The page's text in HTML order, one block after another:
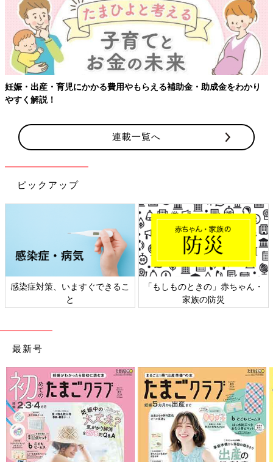
妊娠・出産・育児にかかる費用やもらえる補助金・助成金をわかり
やすく解説！
連載一覧へ
ピックアップ
感染症対策、いますぐできるこ
と
「もしものときの」赤ちゃん・
家族の防災
最新号